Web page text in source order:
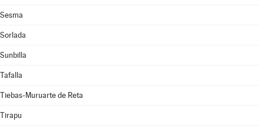
Sesma
Sorlada
Sunbilla
Tafalla
Tiebas-Muruarte de Reta
Tirapu